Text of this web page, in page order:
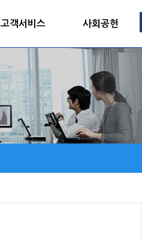
고객서비스 사회공헌